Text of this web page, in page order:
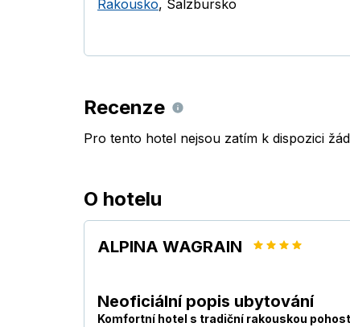
Rakousko, Salzbursko
Recenze
Pro tento hotel nejsou zatím k dispozici
O hotelu
ALPINA WAGRAIN
Neoficiální popis ubytování
Komfortní hotel s tradiční rakouskou